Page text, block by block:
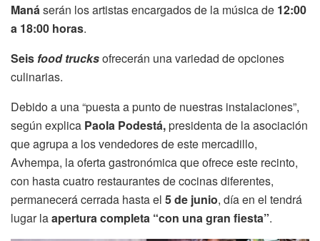
Manáserán los artistas encargados de la música de 12:00
a 18:00 horas.
Seis food trucksofrecerán una variedad de opciones
culinarias.
Debido a una “puesta a punto de nuestras instalaciones”,
según explica Paola Podestá,presidenta de la asociación
que agrupa a los vendedores de este mercadillo,
Avhempa, la oferta gastronómica que ofrece este recinto,
con hasta cuatro restaurantes de cocinas diferentes,
permanecerá cerrada hasta el 5 de junio, día en el tendrá
lugar laapertura completa “con una gran fiesta”.